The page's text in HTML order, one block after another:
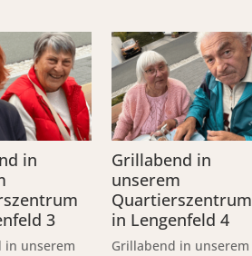
in
3
in unserem
Grillabend in
unserem
Quartierszentrum
in Lengenfeld 4
Grillabend in unserem